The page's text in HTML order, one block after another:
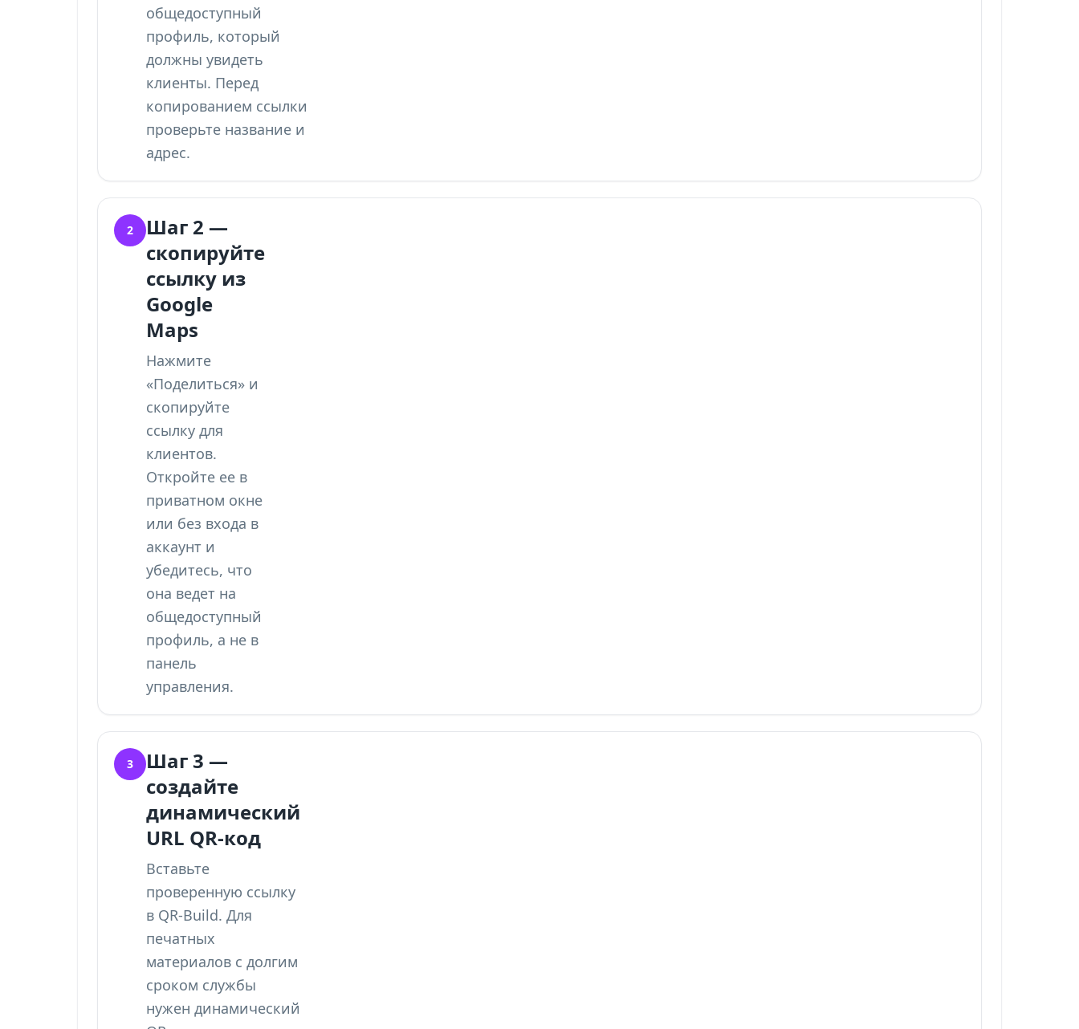
общедоступный
профиль, который
должны увидеть
клиенты. Перед
копированием ссылки
проверьте название и
адрес.
2
Шаг 2 —
скопируйте
ссылку из
Google
Maps
Нажмите
«Поделиться» и
скопируйте
ссылку для
клиентов.
Откройте ее в
приватном окне
или без входа в
аккаунт и
убедитесь, что
она ведет на
общедоступный
профиль, а не в
панель
управления.
3
Шаг 3 —
создайте
динамический
URL QR-код
Вставьте
проверенную ссылку
в QR-Build. Для
печатных
материалов с долгим
сроком службы
нужен динамический